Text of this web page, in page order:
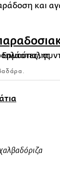
και